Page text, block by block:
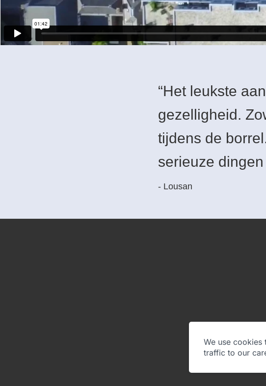
“Het leukste
gezelligheid.
tijdens de
serieuze dingen
- Lousan
We use cookies
traffic to our